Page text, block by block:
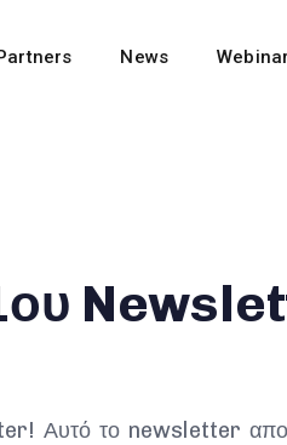
News
Αυτό το newsletter